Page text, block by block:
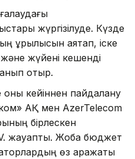
жүргізілуде. Күзде
құрылысын аяқтап, іске
жүйені кешенді
отыр.
кейіннен пайдалану
АҚ мен AzerTelecom
бірлескен
жауапты. Жоба бюджет
өз қаражаты